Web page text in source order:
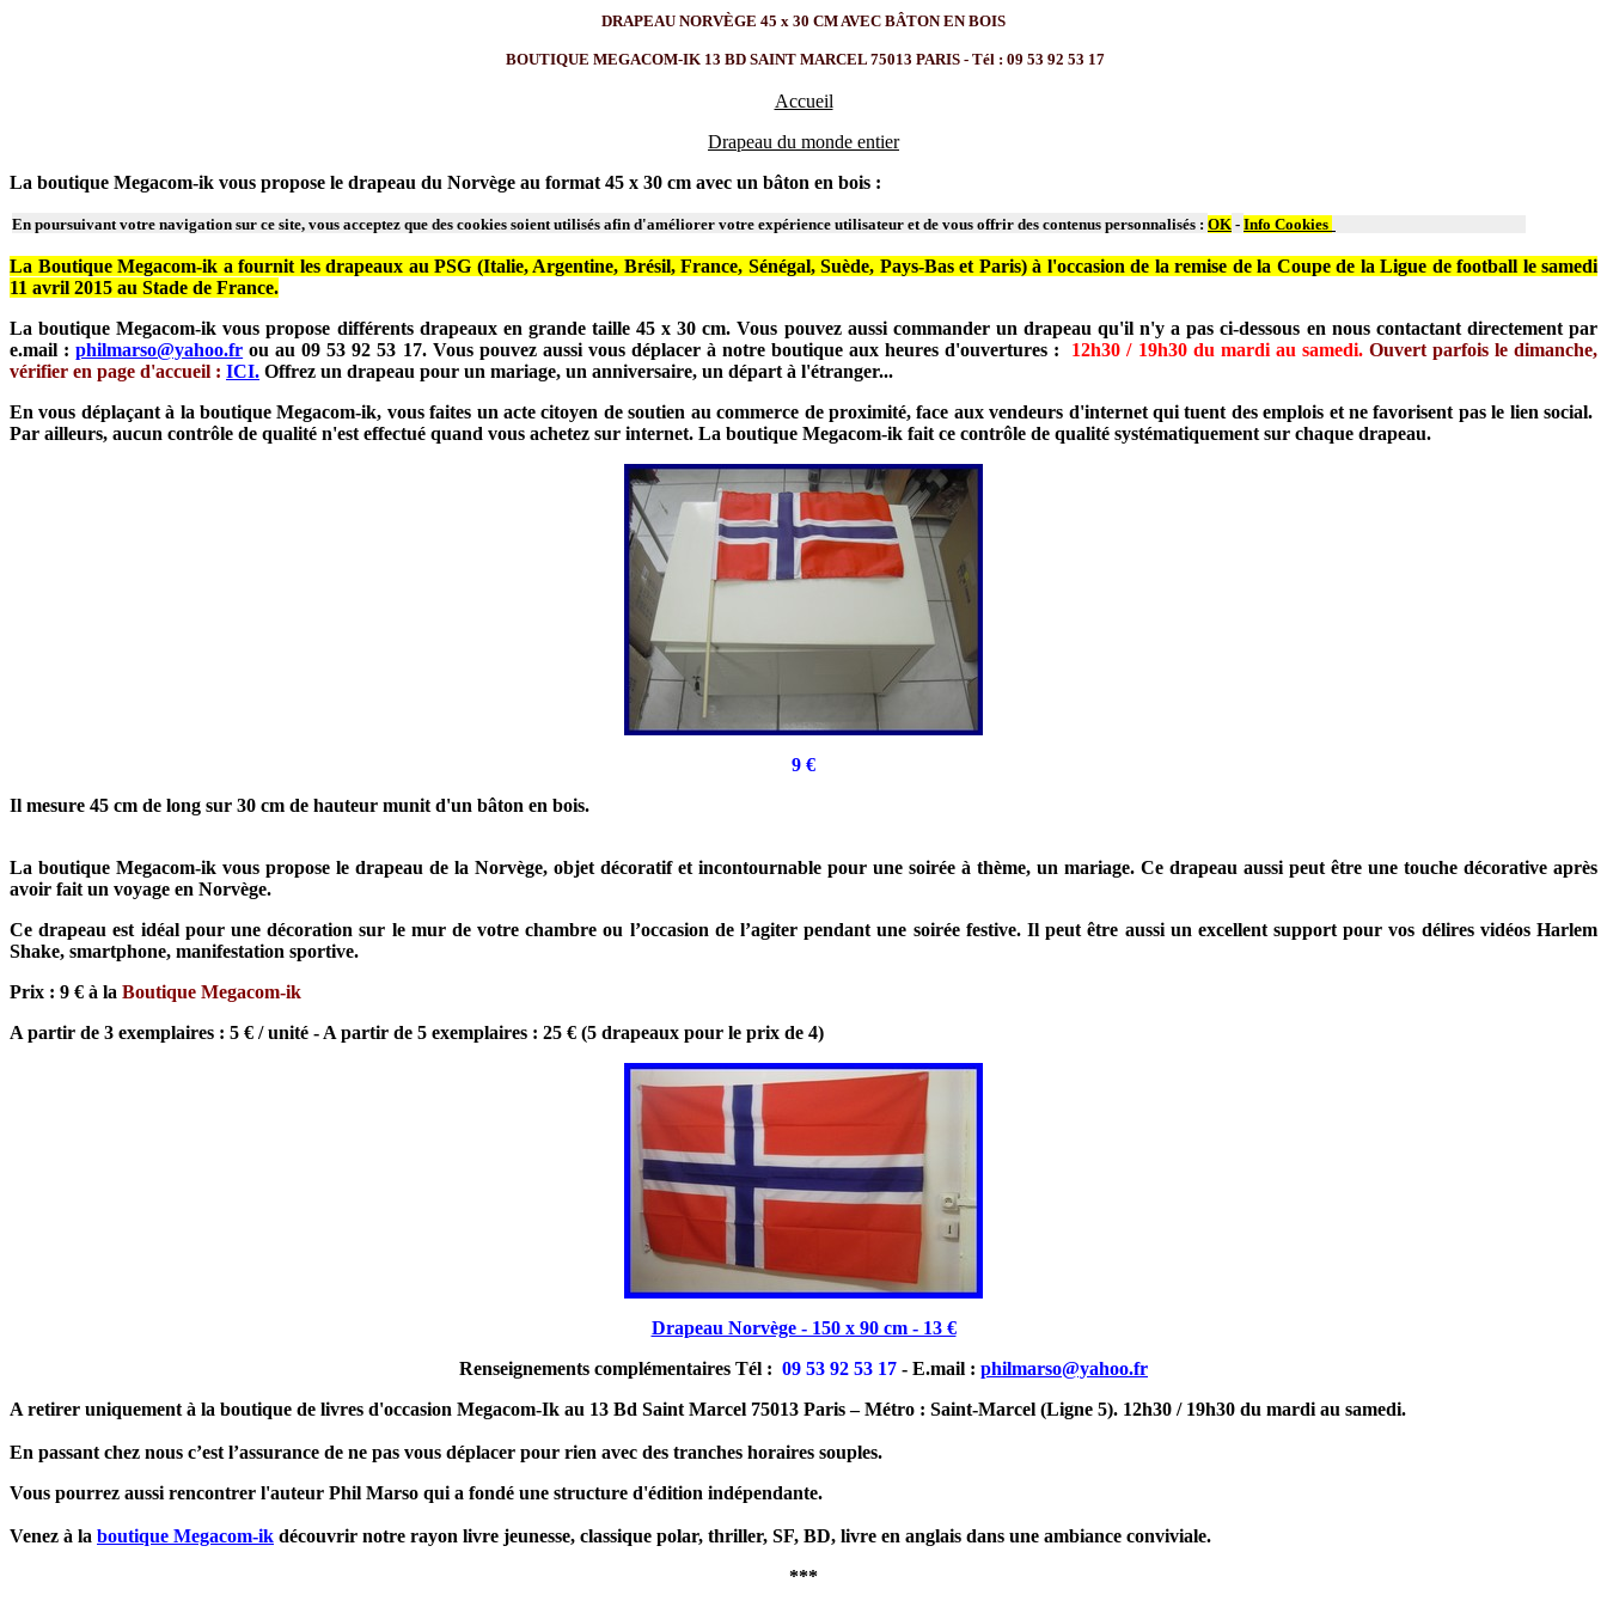
DRAPEAU NORVÈGE 45 x 30 CM AVEC BÂTON EN BOIS
BOUTIQUE MEGACOM-IK 13 BD SAINT MARCEL 75013 PARIS - Tél : 09 53 92 53 17
Accueil
Drapeau du monde entier
La boutique Megacom-ik vous propose le drapeau du Norvège au format 45 x 30 cm avec un bâton en bois :
En poursuivant votre navigation sur ce site, vous acceptez que des cookies soient utilisés afin d'améliorer votre expérience utilisateur et de vous offrir des contenus personnalisés : OK - Info Cookies
La Boutique Megacom-ik a fournit les drapeaux au PSG (Italie, Argentine, Brésil, France, Sénégal, Suède, Pays-Bas et Paris) à l'occasion de la remise de la Coupe de la Ligue de football le samedi
11 avril 2015 au Stade de France.
La boutique Megacom-ik vous propose différents drapeaux en grande taille 45 x 30 cm. Vous pouvez aussi commander un drapeau qu'il n'y a pas ci-dessous en nous contactant directement par
e.mail :philmarso@yahoo.fr ou au 09 53 92 53 17. Vous pouvez aussi vous déplacer à notre boutique aux heures d'ouvertures : 12h30 / 19h30 du mardi au samedi. Ouvert parfois le dimanche,
vérifier en page d'accueil : ICI. Offrez un drapeau pour un mariage, un anniversaire, un départ à l'étranger...
En vous déplaçant à la boutique Megacom-ik, vous faites un acte citoyen de soutien au commerce de proximité, face aux vendeurs d'internet qui tuent des emplois et ne favorisent pas le lien social.
Par ailleurs, aucun contrôle de qualité n'est effectué quand vous achetez sur internet. La boutique Megacom-ik fait ce contrôle de qualité systématiquement sur chaque drapeau.
9 €
Il mesure 45 cm de long sur 30 cm de hauteur munit d'un bâton en bois.
La boutique Megacom-ik vous propose le drapeau de la Norvège, objet décoratif et incontournable pour une soirée à thème, un mariage. Ce drapeau aussi peut être une touche décorative après
avoir fait un voyage en Norvège.
Ce drapeau est idéal pour une décoration sur le mur de votre chambre ou l’occasion de l’agiter pendant une soirée festive. Il peut être aussi un excellent support pour vos délires vidéos Harlem
Shake, smartphone, manifestation sportive.
Prix : 9 € à la Boutique Megacom-ik
A partir de 3 exemplaires : 5 € / unité - A partir de 5 exemplaires : 25 € (5 drapeaux pour le prix de 4)
Drapeau Norvège - 150 x 90 cm - 13 €
Renseignements complémentaires Tél : 09 53 92 53 17 - E.mail : philmarso@yahoo.fr
A retirer uniquement à la boutique de livres d'occasion Megacom-Ik au 13 Bd Saint Marcel 75013 Paris – Métro : Saint-Marcel (Ligne 5). 12h30 / 19h30 du mardi au samedi.
En passant chez nous c’est l’assurance de ne pas vous déplacer pour rien avec des tranches horaires souples.
Vous pourrez aussi rencontrer l'auteur Phil Marso qui a fondé une structure d'édition indépendante.
Venez à la boutique Megacom-ik découvrir notre rayon livre jeunesse, classique polar, thriller, SF, BD, livre en anglais dans une ambiance conviviale.
***